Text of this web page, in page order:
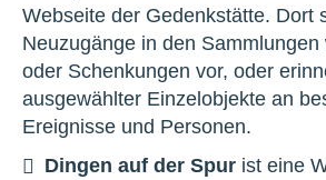
Webseite der Gedenkstätte. Dort
Neuzugänge in den
oder Schenkungen vor, oder
ausgewählter Einzelobjekte an
Ereignisse und Personen.
Dingen auf der Spur ist eine